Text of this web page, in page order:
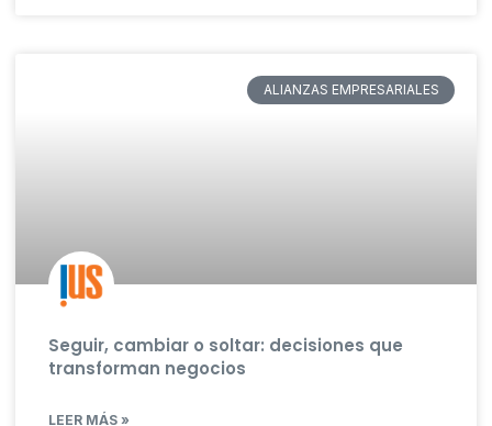
ALIANZAS EMPRESARIALES
Seguir, cambiar o soltar: decisiones que
transforman negocios
LEER MÁS »